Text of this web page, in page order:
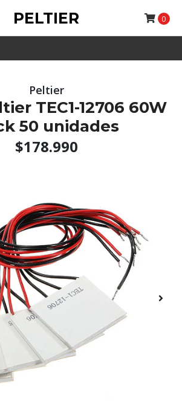
PELTIER 0
Peltier
TEC1-12706 60W
50 unidades
$178.990